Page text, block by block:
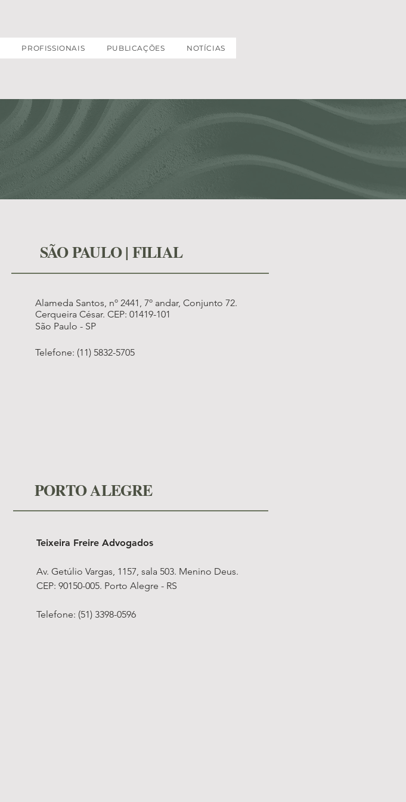
PROFISSIONAIS PUBLICAÇÕES NOTÍCIAS
Alameda Santos, nº 2441, 7º andar, Conjunto 72.
Cerqueira César. CEP: 01419-101
São Paulo - SP
Telefone: (11) 5832-5705
SÃO PAULO | FILIAL
Teixeira Freire Advogados
Av. Getúlio Vargas, 1157, sala 503. Menino Deus.
CEP: 90150-005. Porto Alegre - RS
Telefone: (51) 3398-0596
PORTO ALEGRE